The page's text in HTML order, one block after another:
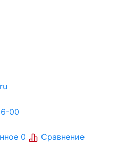
00
0 Сравнение